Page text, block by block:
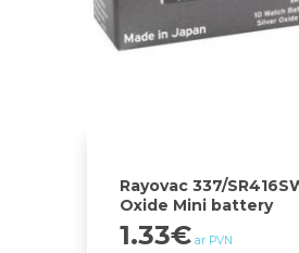
Rayovac 337/
Oxide Mini battery
1.33€ ar PVN